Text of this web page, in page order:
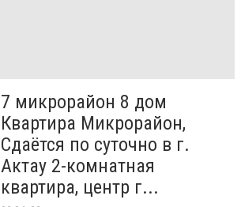
7 микрорайон 8 дом
Квартира Микрорайон,
Сдаётся по суточно в г.
Актау 2-комнатная
квартира, центр г...